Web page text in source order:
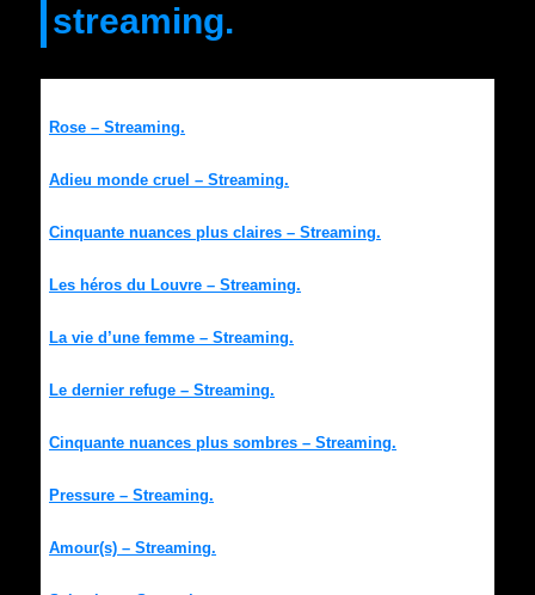
streaming.
Rose – Streaming.
Adieu monde cruel – Streaming.
Cinquante nuances plus claires – Streaming.
Les héros du Louvre – Streaming.
La vie d’une femme – Streaming.
Le dernier refuge – Streaming.
Cinquante nuances plus sombres – Streaming.
Pressure – Streaming.
Amour(s) – Streaming.